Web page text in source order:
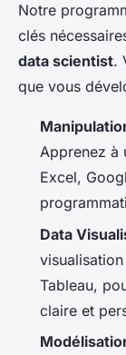
Notre
clés
data scientist.
que vous
Apprenez à
Excel,
Data
Tableau,
claire et